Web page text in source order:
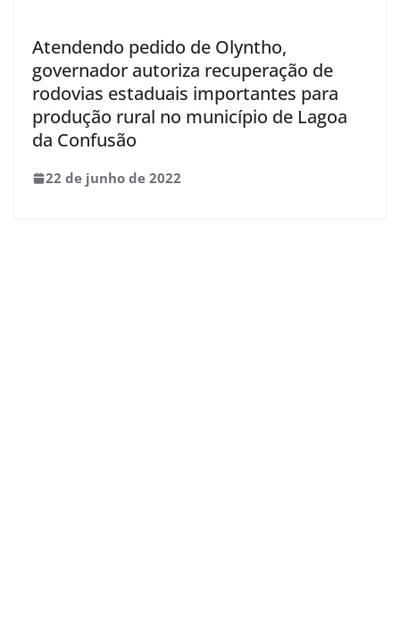
Atendendo pedido de Olyntho,
governador autoriza recuperação de
rodovias estaduais importantes para
produção rural no município de Lagoa
da Confusão
22 de junho de 2022